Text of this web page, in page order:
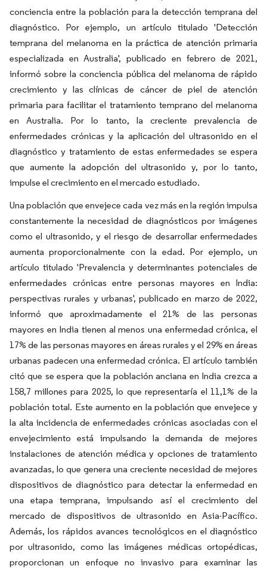
conciencia entre la población para la detección temprana del
diagnóstico. Por ejemplo, un artículo titulado 'Detección
temprana del melanoma en la práctica de atención primaria
especializada en Australia', publicado en febrero de 2021,
informó sobre la conciencia pública del melanoma de rápido
crecimiento y las clínicas de cáncer de piel de atención
primaria para facilitar el tratamiento temprano del melanoma
en Australia. Por lo tanto, la creciente prevalencia de
enfermedades crónicas y la aplicación del ultrasonido en el
diagnóstico y tratamiento de estas enfermedades se espera
que aumente la adopción del ultrasonido y, por lo tanto,
impulse el crecimiento en el mercado estudiado.
Una población que envejece cada vez más en la región impulsa
constantemente la necesidad de diagnósticos por imágenes
como el ultrasonido, y el riesgo de desarrollar enfermedades
aumenta proporcionalmente con la edad. Por ejemplo, un
artículo titulado 'Prevalencia y determinantes potenciales de
enfermedades crónicas entre personas mayores en India:
perspectivas rurales y urbanas', publicado en marzo de 2022,
informó que aproximadamente el 21% de las personas
mayores en India tienen al menos una enfermedad crónica, el
17% de las personas mayores en áreas rurales y el 29% en áreas
urbanas padecen una enfermedad crónica. El artículo también
citó que se espera que la población anciana en India crezca a
158,7 millones para 2025, lo que representaría el 11,1% de la
población total. Este aumento en la población que envejece y
la alta incidencia de enfermedades crónicas asociadas con el
envejecimiento está impulsando la demanda de mejores
instalaciones de atención médica y opciones de tratamiento
avanzadas, lo que genera una creciente necesidad de mejores
dispositivos de diagnóstico para detectar la enfermedad en
una etapa temprana, impulsando así el crecimiento del
mercado de dispositivos de ultrasonido en Asia-Pacífico.
Además, los rápidos avances tecnológicos en el diagnóstico
por ultrasonido, como las imágenes médicas ortopédicas,
proporcionan un enfoque no invasivo para examinar las